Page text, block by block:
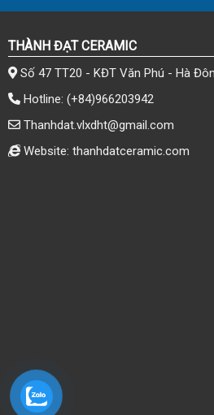
THÀNH ĐẠT CERAMIC
Số 47 TT20 - KĐT Văn Phú - Hà
Hotline: (+84)966203942
Thanhdat.vlxdht@gmail.com
Website: thanhdatceramic.com